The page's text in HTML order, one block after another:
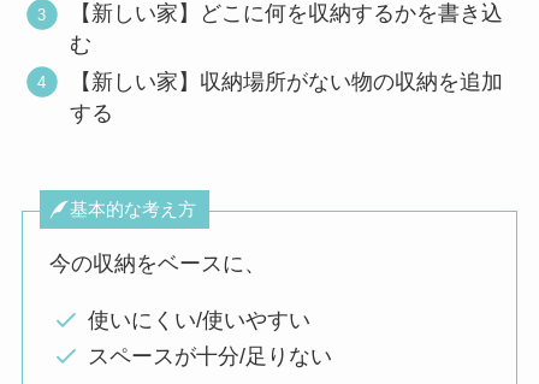
【新しい家】どこに何を収納するかを書き込
む
【新しい家】収納場所がない物の収納を追加
する
基本的な考え方
今の収納をベースに、
使いにくい/使いやすい
スペースが十分/足りない